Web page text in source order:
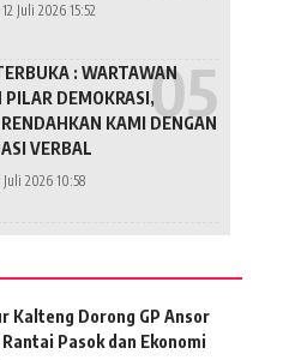
Juli 2026 15:52
: WARTAWAN
DEMOKRASI,
RENDAHKAN KAMI DENGAN
VERBAL
Juli 2026 10:58
Kalteng Dorong GP Ansor
Pasok dan Ekonomi